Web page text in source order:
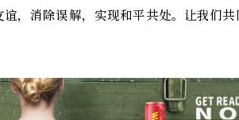
，消除误解，实现和平共处。让我们